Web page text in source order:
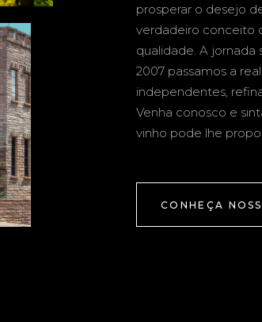
prosperar o desejo
verdadeiro conceito
qualidade. A jornada
2007 passamos a
independentes,
Venha conosco e
vinho pode lhe
CONHEÇA